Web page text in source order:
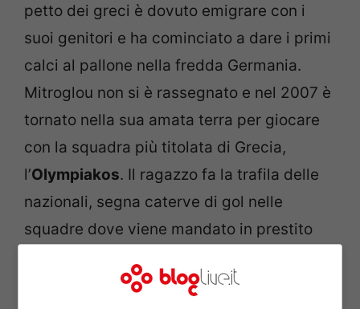
petto dei greci è dovuto emigrare con i
suoi genitori e ha cominciato a dare i primi
calci al pallone nella fredda Germania.
Mitroglou non si è rassegnato e nel 2007 è
tornato nella sua amata terra per giocare
con la squadra più titolata di Grecia,
l’Olympiakos. Il ragazzo fa la trafila delle
nazionali, segna caterve di gol nelle
squadre dove viene mandato in prestito
Pireo nell’estate 2012. La stagione